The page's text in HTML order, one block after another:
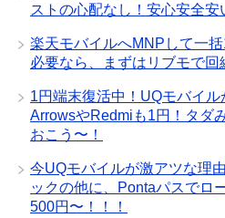
ストの心配なし！安心安全安
楽天モバイルへMNPして一
必要なら、まずはリブモで回
1円端末復活中！UQモバイル
ArrowsやRedmiも1円！タダ
おこう〜！
今UQモバイルが激アツな理
ックの他に、Pontaパスでロ
500円〜！！！